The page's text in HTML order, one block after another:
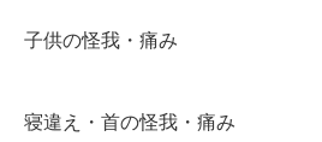
子供の怪我・痛み
寝違え・首の怪我・痛み